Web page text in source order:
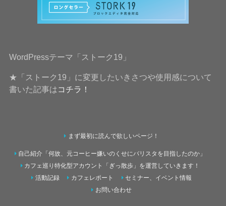
WordPressテーマ「ストーク19」
★「ストーク19」に変更したいきさつや使用感について
書いた記事はコチラ！
まず最初に読んで欲しいページ！
自己紹介「何故、元コーヒー嫌いのくせにバリスタを目指したのか」
カフェ巡り特化型アカウント「ぎっ散歩」を運営していきます！
活動記録
カフェレポート
セミナー、イベント情報
お問い合わせ